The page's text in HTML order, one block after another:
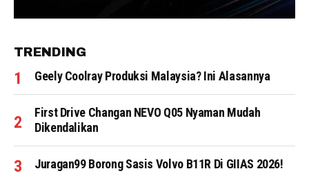
TRENDING
Geely Coolray Produksi Malaysia? Ini Alasannya
First Drive Changan NEVO Q05 Nyaman Mudah
Dikendalikan
Juragan99 Borong Sasis Volvo B11R Di GIIAS 2026!